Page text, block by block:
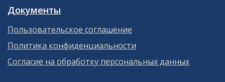
Документы
Пользовательское соглашение
Политика конфиденциальности
Согласие на обработку персональных данных